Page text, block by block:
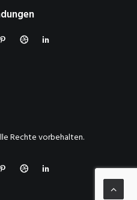
Rechte vorbehalten.